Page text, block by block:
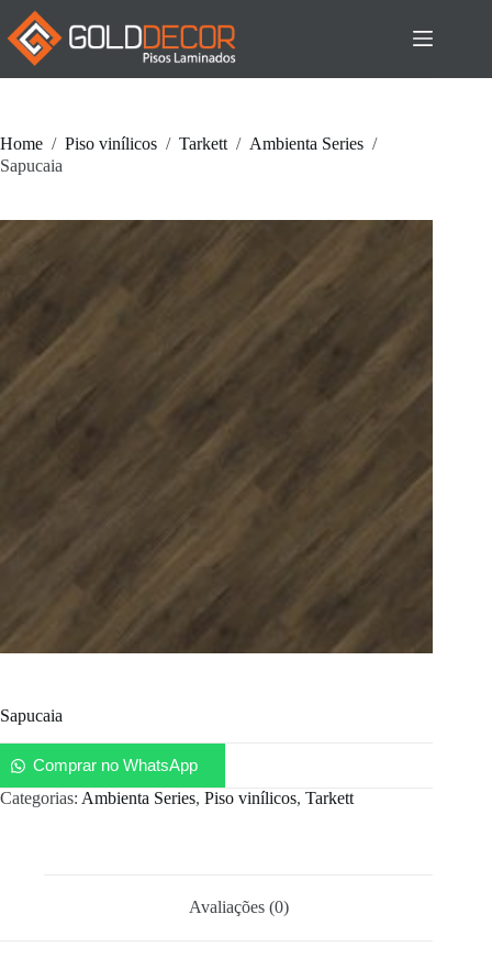
Pular
para
conteúdo
Home / Piso vinílicos / Tarkett / Ambienta Series /
Sapucaia
Sapucaia
Comprar no WhatsApp
Categorias: Ambienta Series, Piso vinílicos, Tarkett
Avaliações (0)